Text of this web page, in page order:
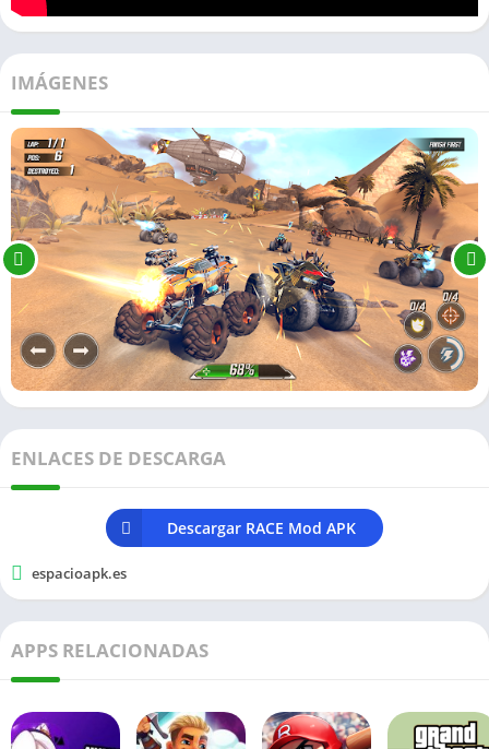
IMÁGENES
ENLACES DE DESCARGA
Descargar RACE Mod APK
espacioapk.es
APPS RELACIONADAS